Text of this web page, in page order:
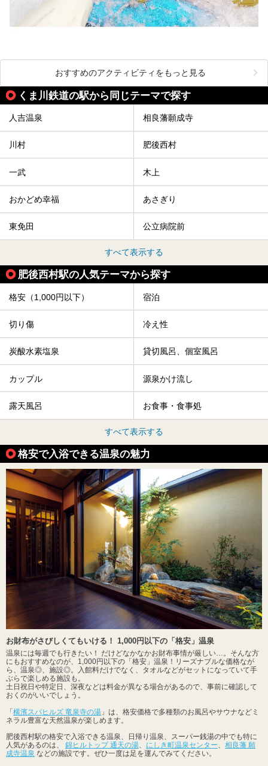
おすすめのアクティビティをもっと見る
くま川鉄道の駅から同じテーマで探す
人吉温泉 相良藩願成寺
川村 肥後西村
一武 木上
おかどめ幸福 あさぎり
東免田 公立病院前
すべて表示する
肥後西村駅の人気テーマから探す
格安（1,000円以下） 宿泊
切り傷 冷え性
炭酸水素塩泉 貸切風呂、個室風呂
カップル 源泉かけ流し
露天風呂 お食事・食事処
すべて表示する
格安で入浴できる温泉の魅力
お財布がさびしくてもいける！ 1,000円以下の「格安」温泉
温泉には毎週でも行きたい！ だけどなかなかお財布事情が厳しい…。そんな方
にもおすすめなのが、1,000円以下の「格安」温泉！リーズナブルな価格なが
ら、温泉◎、施設◎。入館料だけでなく、タオルなどがセットになっていて手
ぶらで楽しめる施設も。
土日祝日や特定日、深夜などは料金が異なる場合があるので、事前に確認して
おくのがいいでしょう。
「 横濱スパヒルズ 竜泉寺の湯 」は、格安価格で多種類のお風呂やサウナなどミ
ネラル豊富な天然温泉が楽しめます。
肥後西村駅の格安で入浴できる温泉、日帰り温泉、スーパー銭湯の中でも特に
人気があるのは、 錦ヒルトップ 通天の湯、 にしき町温泉センター、 相良藩 願
成寺温泉 などの施設です。ぜひ一度は足を運んでみてください。